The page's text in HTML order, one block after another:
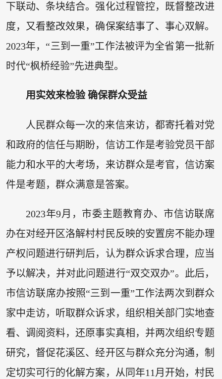
下联动、条块结合。强化过程管控，既督整改进
度，又看整改效果，确保案结事了、事心双解。
2023年，“三到一重”工作法被评为全省第一批新
时代“枫桥经验”先进典型。
用实效来检验 确保群众受益
人民群众每一次的来信来访，都寄托着对党
和政府的信任与期盼，信访工作是考验党员干部
能力和水平的大考场，来访群众是考官，信访案
件是考题，群众满意是答案。
2023年9月，市委主题教育办、市信访联席
办在对经开区洛解村村民反映的安置房不能办理
产权问题进行研判后，认为群众诉求合理，应当
予以解决，并对此问题进行“双交双办”。此后，
市信访联席办按照“三到一重”工作法两次到群众
家中走访，听取群众诉求，组织相关部门实地查
看、调阅资料，还原事实真相，并两次组织专题
研究，督促花溪区、经开区与群众充分沟通，制
定切实可行的化解方案，从同年11月开始，村民